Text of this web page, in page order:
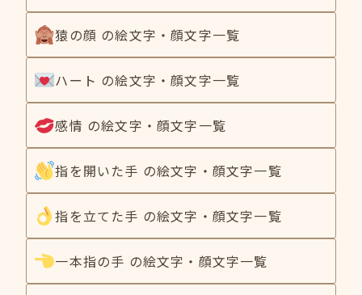
猿の顔 の絵文字・顔文字一覧
ハート の絵文字・顔文字一覧
感情 の絵文字・顔文字一覧
指を開いた手 の絵文字・顔文字一覧
指を立てた手 の絵文字・顔文字一覧
一本指の手 の絵文字・顔文字一覧